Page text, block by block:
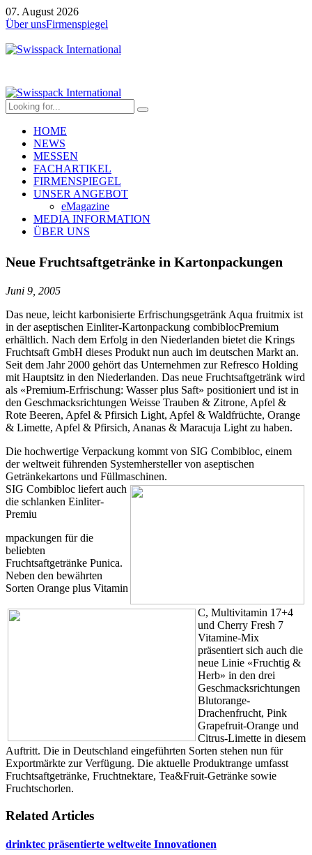
07. August 2026
Über unsFirmenspiegel
HOME
NEWS
MESSEN
FACHARTIKEL
FIRMENSPIEGEL
UNSER ANGEBOT
eMagazine
MEDIA INFORMATION
ÜBER UNS
Neue Fruchtsaftgetränke in Kartonpackungen
Juni 9, 2005
Das neue, leicht karbonisierte Erfrischungsgetränk Aqua fruitmix ist
in der aseptischen Einliter-Kartonpackung combiblocPremium
erhältlich. Nach dem Erfolg in den Niederlanden bietet die Krings
Fruchtsaft GmbH dieses Produkt nun auch im deutschen Markt an.
Seit dem Jahr 2000 gehört das Unternehmen zur Refresco Holding
mit Hauptsitz in den Niederlanden. Das neue Fruchtsaftgetränk wird
als «Premium-Erfrischung: Wasser plus Saft» positioniert und ist in
den Geschmacksrichtungen Weisse Trauben & Zitrone, Apfel &
Rote Beeren, Apfel & Pfirsich Light, Apfel & Waldfrüchte, Orange
& Limette, Apfel & Pfirsich, Ananas & Maracuja Light zu haben.
Die hochwertige Verpackung kommt von SIG Combibloc, einem
der weltweit führenden Systemhersteller von aseptischen
Getränkekartons und Füllmaschinen.
SIG Combibloc liefert auch
die schlanken Einliter-
Premiu
mpackungen für die
beliebten
Fruchtsaftgetränke Punica.
Neben den bewährten
Sorten Orange plus Vitamin
C, Multivitamin 17+4
und Cherry Fresh 7
Vitamine-Mix
präsentiert sich auch die
neue Linie «Fruchtig &
Herb» in den drei
Geschmacksrichtungen
Blutorange-
Drachenfrucht, Pink
Grapefruit-Orange und
Citrus-Limette in diesem
Auftritt. Die in Deutschland eingeführten Sorten stehen nun für
Exportmärkte zur Verfügung. Die aktuelle Produktrange umfasst
Fruchtsaftgetränke, Fruchtnektare, Tea&Fruit-Getränke sowie
Fruchtschorlen.
Related Articles
drinktec präsentierte weltweite Innovationen